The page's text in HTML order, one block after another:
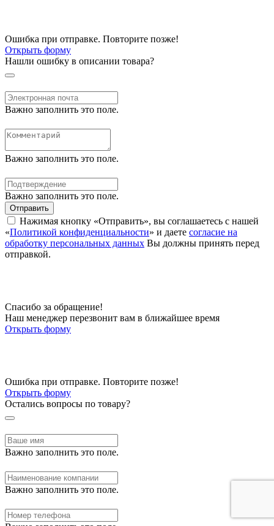
Ошибка при отправке. Повторите позже!
Открыть форму
Нашли ошибку в описании товара?
Важно заполнить это поле.
Важно заполнить это поле.
Важно заполнить это поле.
Отправить
Нажимая кнопку «Отправить», вы соглашаетесь с нашей
«Политикой конфиденциальности» и даете согласие на
обработку персональных данных Вы должны принять перед
отправкой.
Спасибо за обращение!
Наш менеджер перезвонит вам в ближайшее время
Открыть форму
Ошибка при отправке. Повторите позже!
Открыть форму
Остались вопросы по товару?
Важно заполнить это поле.
Важно заполнить это поле.